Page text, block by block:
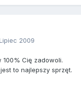
2009
100% Cię zadowoli.
to najlepszy sprzęt.